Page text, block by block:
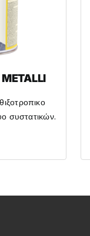
συστατικών.